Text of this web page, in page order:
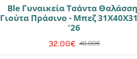
Ble Γυναικεία Τσάντα
Γιούτα Πράσινο - Μπεζ 31X40X31
'26
32.00€ 40.00€